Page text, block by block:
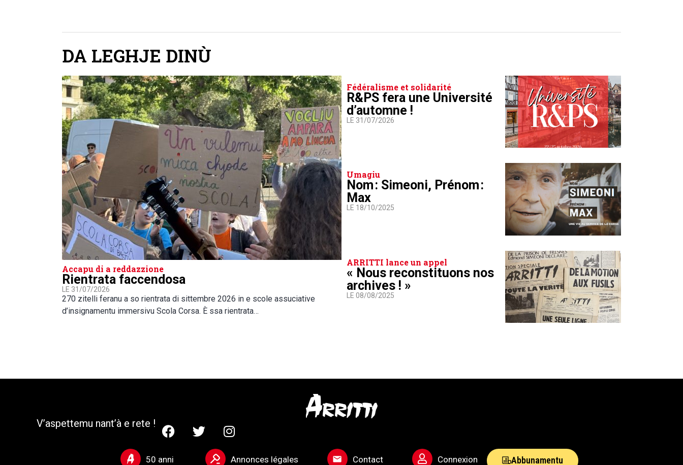
DA LEGHJE DINÙ
Accapu di a reddazzione
Rientrata faccendosa
LE 31/07/2026
270 zitelli feranu a so rientrata di sittembre 2026 in e scole assuciative
d’insignamentu immersivu Scola Corsa. È ssa rientrata…
Fédéralisme et solidarité
R&PS fera une Université
d’automne !
LE 31/07/2026
Umagiu
Nom : Simeoni, Prénom :
Max
LE 18/10/2025
ARRITTI lance un appel
« Nous reconstituons nos
archives ! »
LE 08/08/2025
V’aspettemu nant’à e rete !
50 anni Annonces légales Contact Connexion Abbunamentu